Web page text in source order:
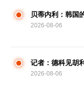
贝蒂内利：韩国
比赛
2026-08-06
记者：德科见胡
没用啊
2026-08-06